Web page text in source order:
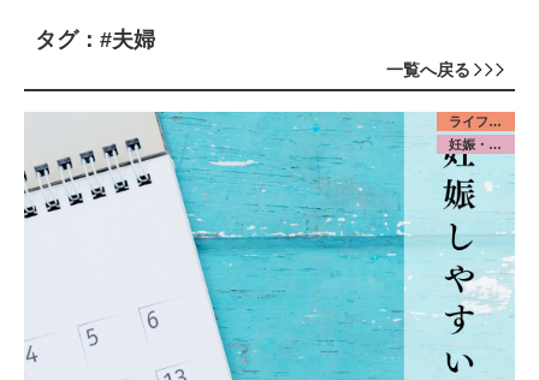
タグ：#夫婦
一覧へ戻る
ライフデザイン／若者
妊娠・出産